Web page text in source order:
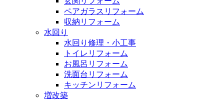
ペアガラスリフォーム
収納リフォーム
水回り
水回り修理・小工事
トイレリフォーム
お風呂リフォーム
洗面台リフォーム
キッチンリフォーム
増改築